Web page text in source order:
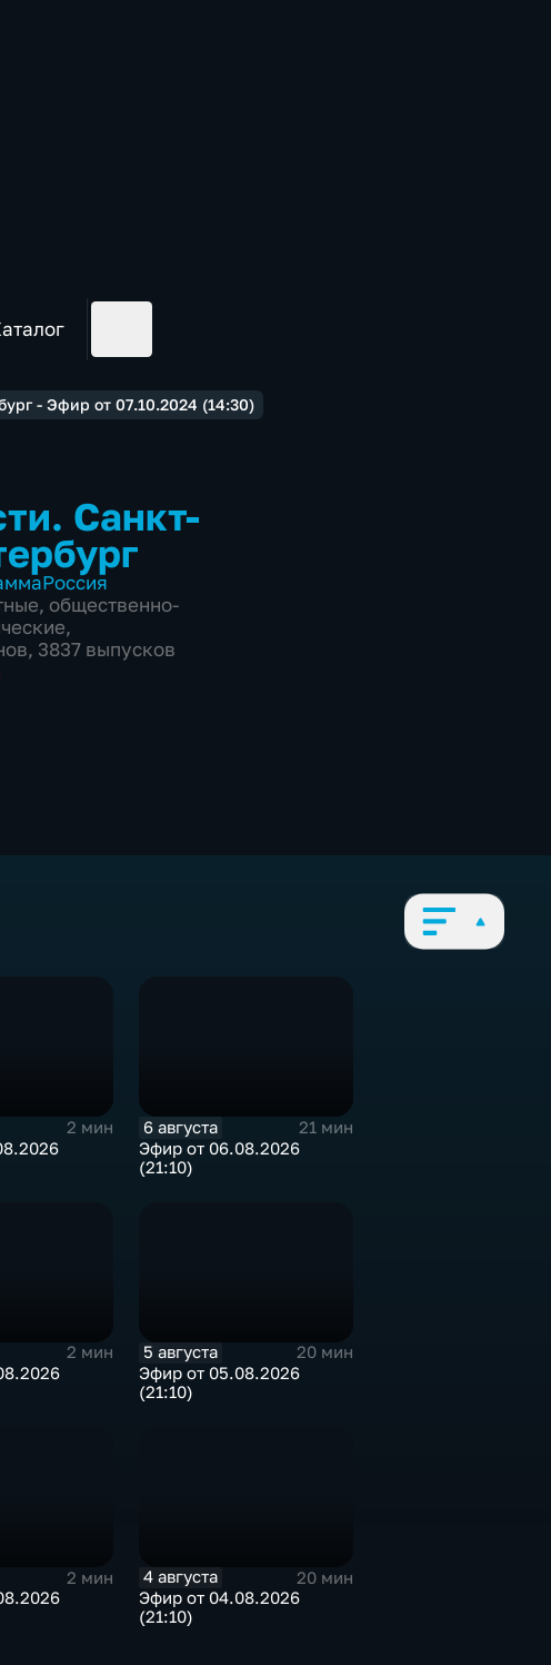
- Эфир от 07.10.2024 (14:30)
Санкт-
Россия
, общественно-
,
3837 выпусков
2 мин
6 августа
21 мин
Эфир от 06.08.2026
(21:10)
2 мин
5 августа
20 мин
Эфир от 05.08.2026
(21:10)
2 мин
4 августа
20 мин
Эфир от 04.08.2026
(21:10)